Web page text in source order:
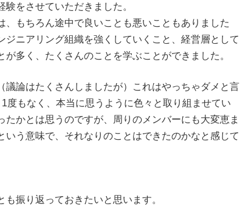
をさせていただきました。
、もちろん途中で良いことも悪いこともありました
ジニアリング組織を強くしていくこと、経営層として
多く、たくさんのことを学ぶことができました。
議論はたくさんしましたが）これはやっちゃダメと言
度もなく、本当に思うように色々と取り組ませてい
かとは思うのですが、周りのメンバーにも大変恵ま
いう意味で、それなりのことはできたのかなと感じて
振り返っておきたいと思います。